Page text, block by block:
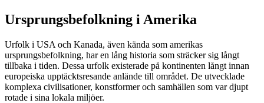
Ursprungsbefolkning i Amerika
Urfolk i USA och Kanada, även kända som amerikas
ursprungsbefolkning, har en lång historia som sträcker sig långt
tillbaka i tiden. Dessa urfolk existerade på kontinenten långt innan
europeiska upptäcktsresande anlände till området. De utvecklade
komplexa civilisationer, konstformer och samhällen som var djupt
rotade i sina lokala miljöer.